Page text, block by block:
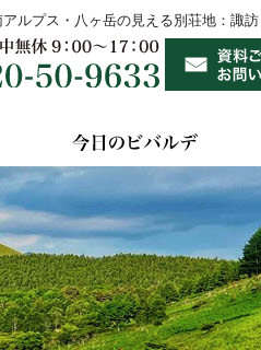
ルプス・八ヶ岳の見える別荘地：諏